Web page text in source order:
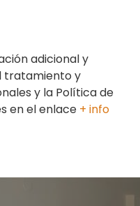
adicional y
tratamiento y
y la Política de
en el enlace + info